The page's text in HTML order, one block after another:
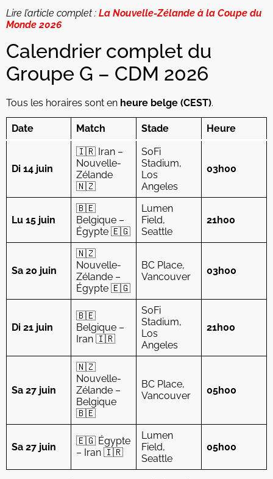
Lire l’article complet : La Nouvelle-Zélande à la Coupe du
Monde 2026
Calendrier complet du
Groupe G – CDM 2026
Tous les horaires sont en heure belge (CEST).
Date Match Stade Heure
Di 14 juin
🇮🇷 Iran –
Nouvelle-
Zélande
🇳🇿
SoFi
Stadium,
Los
Angeles
03h00
Lu 15 juin
🇧🇪
Belgique –
Égypte 🇪🇬
Lumen
Field,
Seattle
21h00
Sa 20 juin
🇳🇿
Nouvelle-
Zélande –
Égypte 🇪🇬
BC Place,
Vancouver
03h00
Di 21 juin
🇧🇪
Belgique –
Iran 🇮🇷
SoFi
Stadium,
Los
Angeles
21h00
Sa 27 juin
🇳🇿
Nouvelle-
Zélande –
Belgique
🇧🇪
BC Place,
Vancouver
05h00
Sa 27 juin
🇪🇬 Égypte
– Iran 🇮🇷
Lumen
Field,
Seattle
05h00